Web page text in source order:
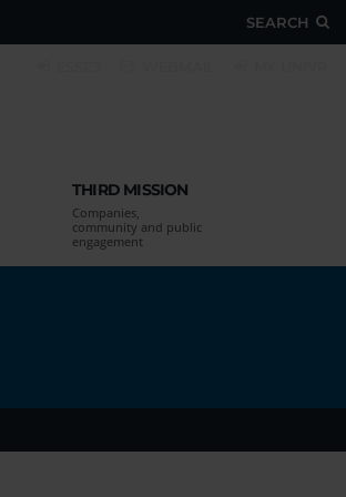
SEARCH
THIRD MISSION
Companies,
community and public
engagement